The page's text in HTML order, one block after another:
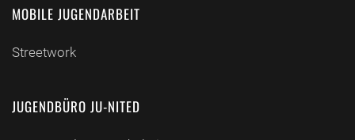
MOBILE JUGENDARBEIT
Streetwork
JUGENDBÜRO JU-NITED